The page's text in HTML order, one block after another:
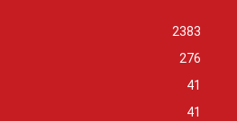
2383
276
41
41